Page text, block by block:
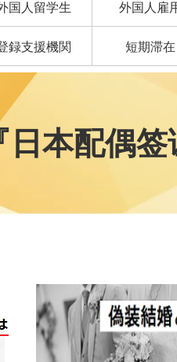
国人留学生 外国人雇
録支援機関 短期滞在
日本配偶